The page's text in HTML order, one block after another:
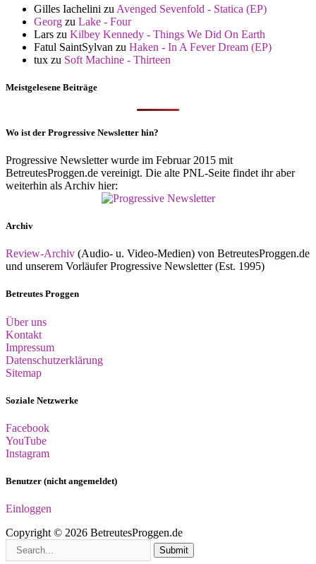
Gilles Iachelini zu Avenged Sevenfold - Statica (EP)
Georg zu Lake - Four
Lars zu Kilbey Kennedy - Things We Did On Earth
Fatul SaintSylvan zu Haken - In A Fever Dream (EP)
tux zu Soft Machine - Thirteen
Meistgelesene Beiträge
Wo ist der Progressive Newsletter hin?
Progressive Newsletter wurde im Februar 2015 mit
BetreutesProggen.de vereinigt. Die alte PNL-Seite findet ihr aber
weiterhin als Archiv hier:
Archiv
Review-Archiv (Audio- u. Video-Medien) von BetreutesProggen.de
und unserem Vorläufer Progressive Newsletter (Est. 1995)
Betreutes Proggen
Über uns
Kontakt
Impressum
Datenschutzerklärung
Sitemap
Soziale Netzwerke
Facebook
YouTube
Instagram
Benutzer (nicht angemeldet)
Einloggen
Copyright © 2026 BetreutesProggen.de
Submit